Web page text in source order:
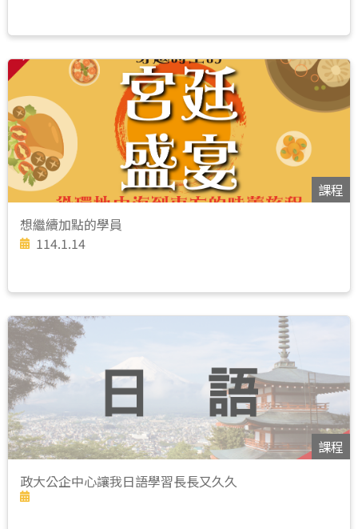
課程
想繼續加點的學員
114.1.14
課程
政大公企中心讓我日語學習長長又久久